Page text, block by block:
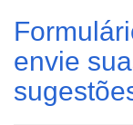
envie